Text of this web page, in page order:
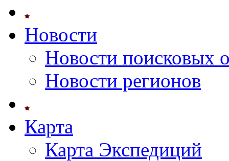
Новости
Новости поисковых
Новости регионов
Карта
Карта Экспедиций